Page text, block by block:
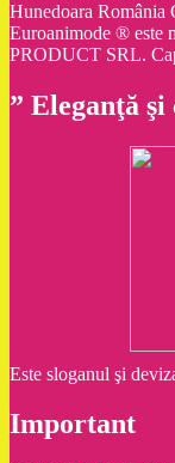
Hunedoara România
Euroanimode ® este
PRODUCT SRL.
” Eleganţă
Este sloganul şi
Important